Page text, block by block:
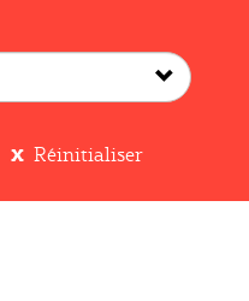
Réinitialiser